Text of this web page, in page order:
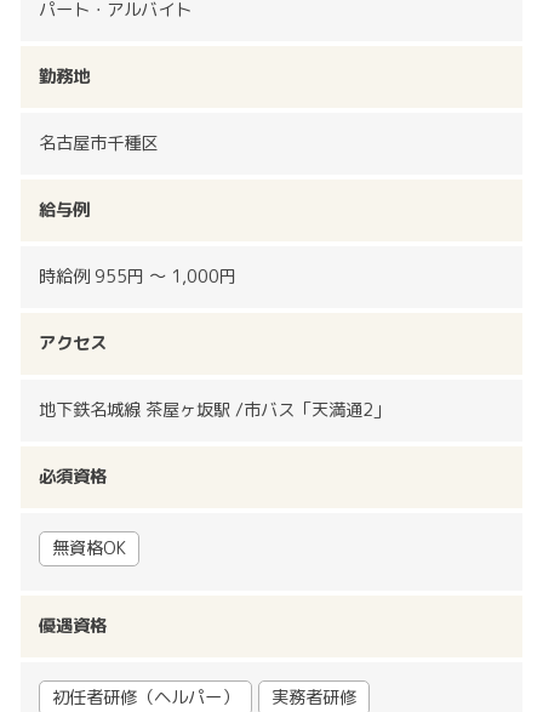
パート・アルバイト
勤務地
名古屋市千種区
給与例
時給例 955円 ～ 1,000円
アクセス
地下鉄名城線 茶屋ヶ坂駅 /市バス「天満通2」
必須資格
無資格OK
優遇資格
初任者研修（ヘルパー）
実務者研修